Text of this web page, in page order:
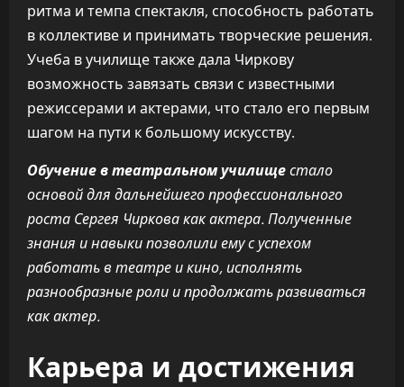
ритма и темпа спектакля, способность работать
в коллективе и принимать творческие решения.
Учеба в училище также дала Чиркову
возможность завязать связи с известными
режиссерами и актерами, что стало его первым
шагом на пути к большому искусству.
Обучение в театральном училищестало
основой для дальнейшего профессионального
роста Сергея Чиркова как актера. Полученные
знания и навыки позволили ему с успехом
работать в театре и кино, исполнять
разнообразные роли и продолжать развиваться
как актер.
Карьера и достижения